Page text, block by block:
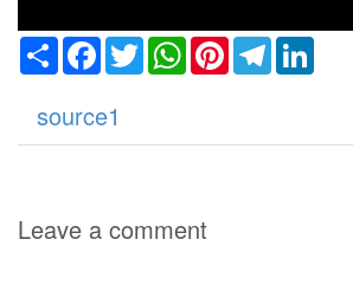
ShareFacebook
TwitterWhatsApp
PinterestTelegram
source1
Leave a comment